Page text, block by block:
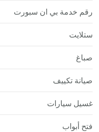
رقم خدمة بي ان سبورت
ستلايت
صباغ
صيانة تكييف
غسيل سيارات
فتح أبواب